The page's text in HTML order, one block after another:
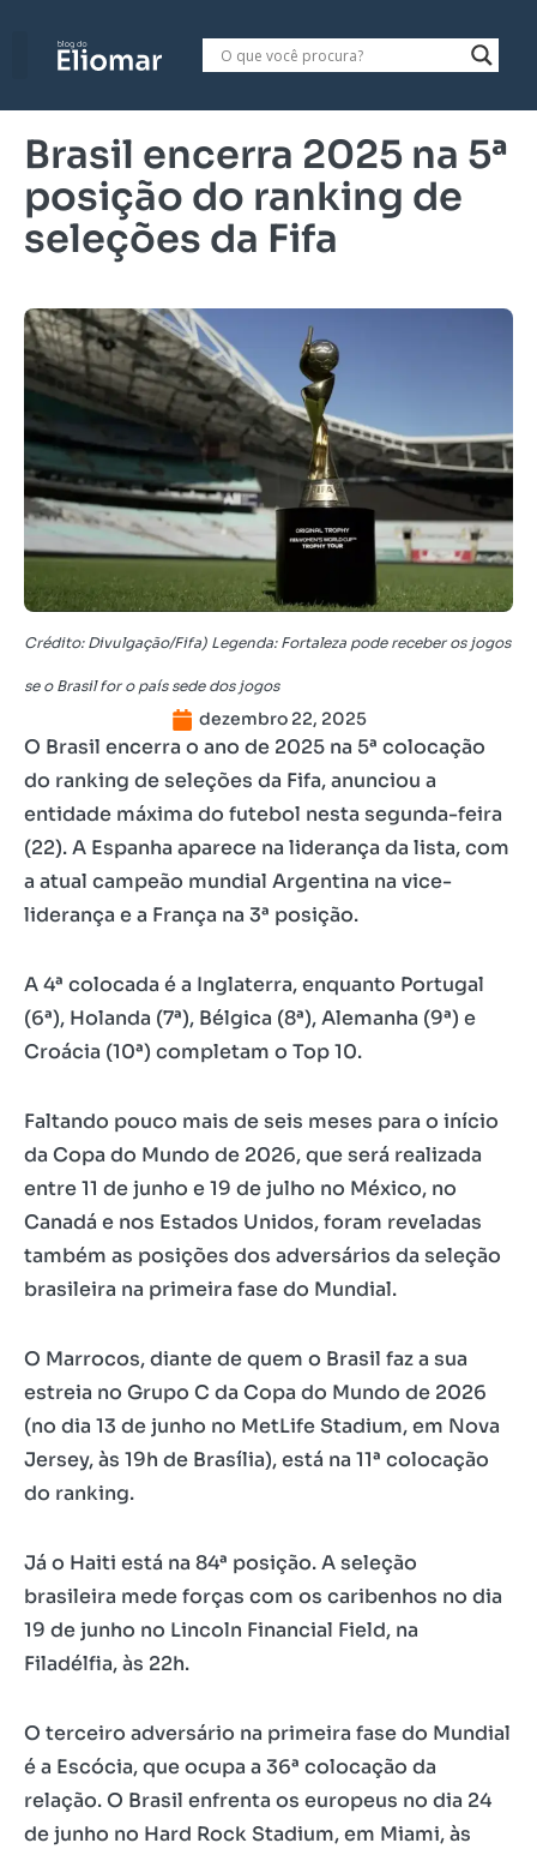
Brasil encerra 2025 na 5ª
posição do ranking de
seleções da Fifa
Crédito: Divulgação/Fifa) Legenda: Fortaleza pode receber os jogos
se o Brasil for o país sede dos jogos
dezembro 22, 2025
O Brasil encerra o ano de 2025 na 5ª colocação
do ranking de seleções da Fifa, anunciou a
entidade máxima do futebol nesta segunda-feira
(22). A Espanha aparece na liderança da lista, com
a atual campeão mundial Argentina na vice-
liderança e a França na 3ª posição.
A 4ª colocada é a Inglaterra, enquanto Portugal
(6ª), Holanda (7ª), Bélgica (8ª), Alemanha (9ª) e
Croácia (10ª) completam o Top 10.
Faltando pouco mais de seis meses para o início
da Copa do Mundo de 2026, que será realizada
entre 11 de junho e 19 de julho no México, no
Canadá e nos Estados Unidos, foram reveladas
também as posições dos adversários da seleção
brasileira na primeira fase do Mundial.
O Marrocos, diante de quem o Brasil faz a sua
estreia no Grupo C da Copa do Mundo de 2026
(no dia 13 de junho no MetLife Stadium, em Nova
Jersey, às 19h de Brasília), está na 11ª colocação
do ranking.
Já o Haiti está na 84ª posição. A seleção
brasileira mede forças com os caribenhos no dia
19 de junho no Lincoln Financial Field, na
Filadélfia, às 22h.
O terceiro adversário na primeira fase do Mundial
é a Escócia, que ocupa a 36ª colocação da
relação. O Brasil enfrenta os europeus no dia 24
de junho no Hard Rock Stadium, em Miami, às